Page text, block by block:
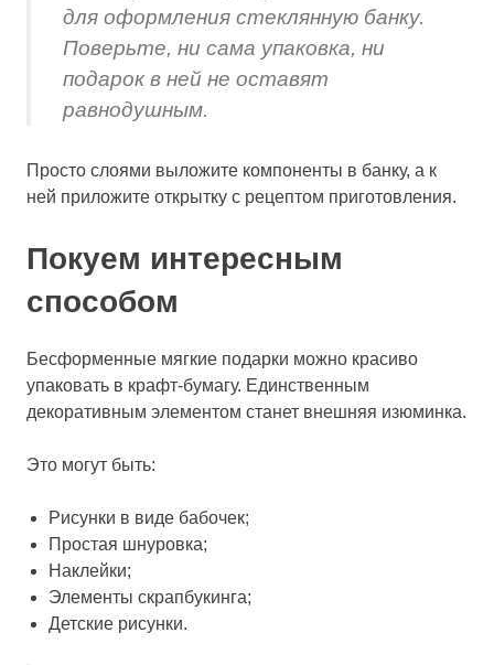
для оформления стеклянную банку.
Поверьте, ни сама упаковка, ни
подарок в ней не оставят
равнодушным.
Просто слоями выложите компоненты в банку, а к
ней приложите открытку с рецептом приготовления.
Покуем интересным
способом
Бесформенные мягкие подарки можно красиво
упаковать в крафт-бумагу. Единственным
декоративным элементом станет внешняя изюминка.
Это могут быть:
Рисунки в виде бабочек;
Простая шнуровка;
Наклейки;
Элементы скрапбукинга;
Детские рисунки.